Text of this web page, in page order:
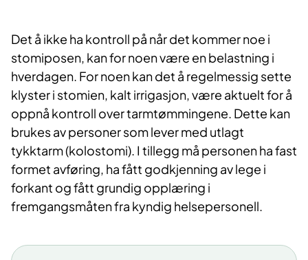
Det å ikke ha kontroll på når det kommer noe i
stomiposen, kan for noen være en belastning i
hverdagen. For noen kan det å regelmessig sette
klyster i stomien, kalt irrigasjon, være aktuelt for å
oppnå kontroll over tarmtømmingene. Dette kan
brukes av personer som lever med utlagt
tykktarm (kolostomi). I tillegg må personen ha fast
formet avføring, ha fått godkjenning av lege i
forkant og fått grundig opplæring i
fremgangsmåten fra kyndig helsepersonell.